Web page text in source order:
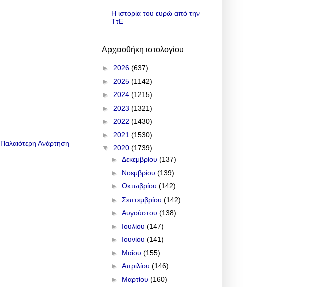
Παλαιότερη Ανάρτηση
Η ιστορία του ευρώ από την
ΤτΕ
Αρχειοθήκη ιστολογίου
► 2026 (637)
► 2025 (1142)
► 2024 (1215)
► 2023 (1321)
► 2022 (1430)
► 2021 (1530)
▼ 2020 (1739)
► Δεκεμβρίου (137)
► Νοεμβρίου (139)
► Οκτωβρίου (142)
► Σεπτεμβρίου (142)
► Αυγούστου (138)
► Ιουλίου (147)
► Ιουνίου (141)
► Μαΐου (155)
► Απριλίου (146)
► Μαρτίου (160)